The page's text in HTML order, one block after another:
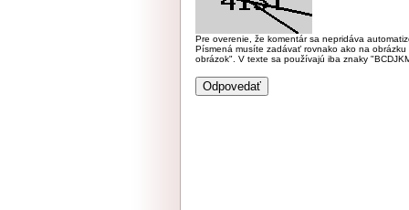
Pre overenie, že komentár sa nepridáva
Písmená musíte zadávať rovnako ako na
obrázok". V texte sa používajú iba znaky